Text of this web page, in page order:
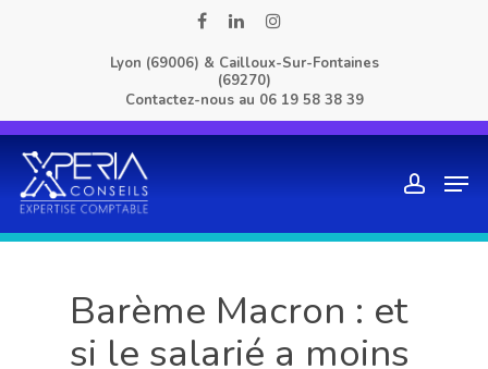
facebooklinkedininstagram
Lyon (69006) & Cailloux-Sur-Fontaines
(69270)
Contactez-nous au 06 19 58 38 39
Barème Macron : et
si le salarié a moins